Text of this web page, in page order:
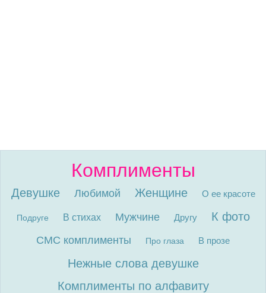
Комплименты
Девушке Любимой Женщине О ее красоте
Подруге В стихах Мужчине Другу К фото
СМС комплименты Про глаза В прозе
Нежные слова девушке
Комплименты по алфавиту